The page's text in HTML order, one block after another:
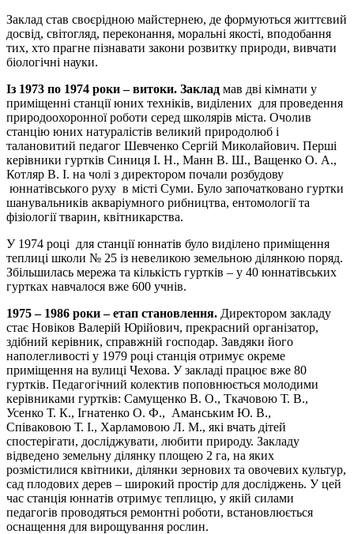
Заклад став своєрідною майстернею, де формуються життєвий
досвід, світогляд, переконання, моральні якості, вподобання
тих, хто прагне пізнавати закони розвитку природи, вивчати
біологічні науки.
Із 1973 по 1974 роки – витоки. Заклад мав дві кімнати у
приміщенні станції юних техніків, виділених для проведення
природоохоронної роботи серед школярів міста. Очолив
станцію юних натуралістів великий природолюб і
талановитий педагог Шевченко Сергій Миколайович. Перші
керівники гуртків Синиця І. Н., Манн В. Ш., Ващенко О. А.,
Котляр В. І. на чолі з директором почали розбудову
юннатівського руху в місті Суми. Було започатковано гуртки
шанувальників акваріумного рибництва, ентомології та
фізіології тварин, квітникарства.
У 1974 році для станції юннатів було виділено приміщення
теплиці школи № 25 із невеликою земельною ділянкою поряд.
Збільшилась мережа та кількість гуртків – у 40 юннатівських
гуртках навчалося вже 600 учнів.
1975 – 1986 роки – етап становлення. Директором закладу
стає Новіков Валерій Юрійович, прекрасний організатор,
здібний керівник, справжній господар. Завдяки його
наполегливості у 1979 році станція отримує окреме
приміщення на вулиці Чехова. У закладі працює вже 80
гуртків. Педагогічний колектив поповнюється молодими
керівниками гуртків: Самущенко В. О., Ткачовою Т. В.,
Усенко Т. К., Ігнатенко О. Ф., Аманським Ю. В.,
Співаковою Т. І., Харламовою Л. М., які вчать дітей
спостерігати, досліджувати, любити природу. Закладу
відведено земельну ділянку площею 2 га, на яких
розмістилися квітники, ділянки зернових та овочевих культур,
сад плодових дерев – широкий простір для досліджень. У цей
час станція юннатів отримує теплицю, у якій силами
педагогів проводяться ремонтні роботи, встановлюється
оснащення для вирощування рослин.